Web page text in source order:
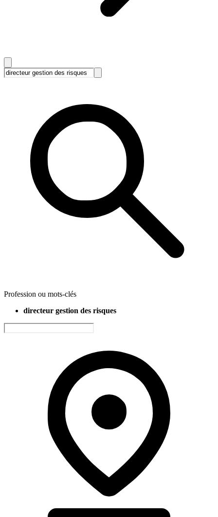
Profession ou mots-clés
directeur gestion des risques